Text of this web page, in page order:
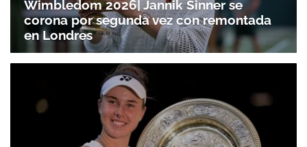
Wimbledom 2026| Jannik Sinner se
corona por segunda vez con remontada
en Londres